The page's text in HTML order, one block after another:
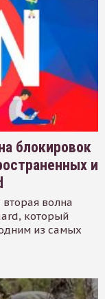
блокировок
и
волна
который
из самых